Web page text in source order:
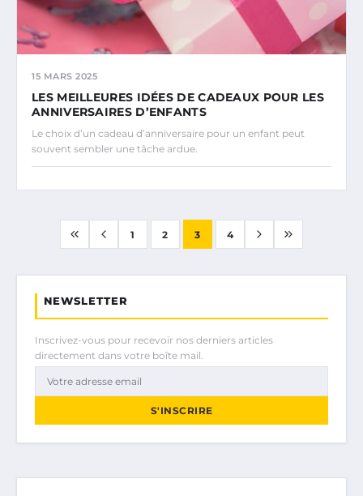
15 MARS 2025
LES MEILLEURES IDÉES DE CADEAUX POUR LES
ANNIVERSAIRES D’ENFANTS
Le choix d’un cadeau d’anniversaire pour un enfant peut
souvent sembler une tâche ardue.
1 2 3 4
NEWSLETTER
Inscrivez-vous pour recevoir nos derniers articles
directement dans votre boîte mail.
S'INSCRIRE